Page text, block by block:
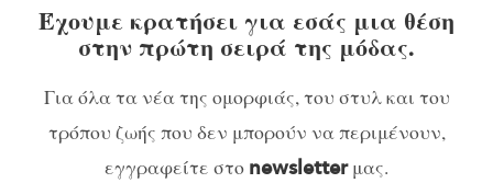
Έχουμε κρατήσει για εσάς μια θέση
στην πρώτη σειρά της μόδας.
Για όλα τα νέα της ομορφιάς, του στυλ και του
τρόπου ζωής που δεν μπορούν να περιμένουν,
εγγραφείτε στο newsletterμας.